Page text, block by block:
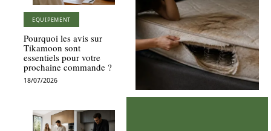
EQUIPEMENT
Pourquoi les avis sur
Tikamoon sont
essentiels pour votre
prochaine commande ?
18/07/2026